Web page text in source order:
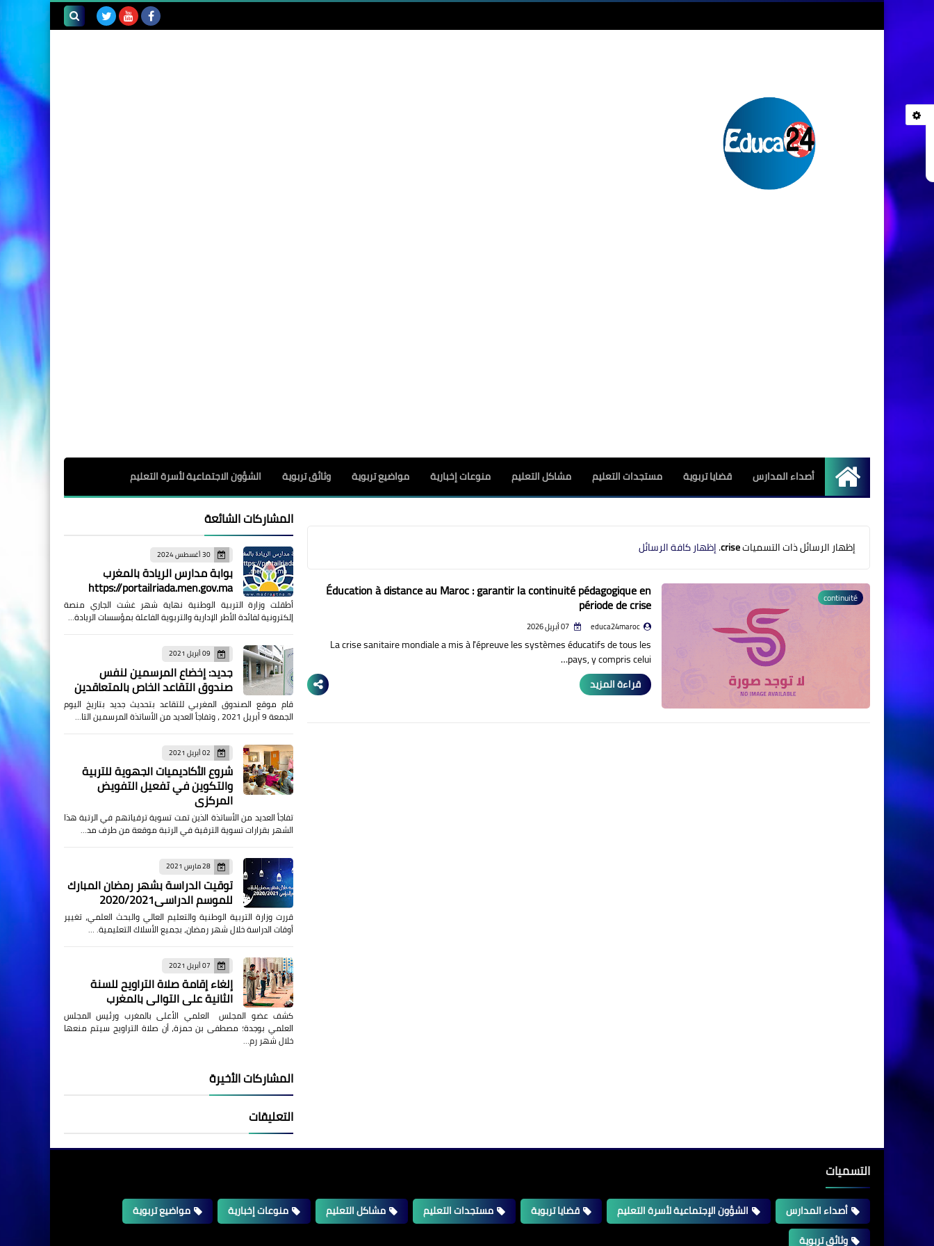
الإلكترونية
الرئيسية
أصداء المدارس قضايا تربوية مستجدات التعليم مشاكل التعليم منوعات إخبارية مواضيع تربوية وثائق تربوية الشؤون الاجتماعية لأسرة التعليم
‏إظهار الرسائل ذات التسمياتcrise
.إظهار كافة الرسائل
continuité
Éducation à distance au Maroc : garantir la continuité pédagogique en
période de crise
educa24maroc
La crise sanitaire mondiale a mis à l'épreuve les systèmes éducatifs de tous les
pays, y compris celui…
قراءة المزيد
المشاركات الشائعة
30 أغسطس 2024
بوابة مدارس الريادة بالمغرب
https://portailriada.men.gov.ma
أطقلت وزارة التربية الوطنية نهاية شهر غشت الجاري منصة
إلكترونية لفائدة الأطر الإدارية والتربوية الفاعلة بمؤسسات الريادة…
09 أبريل 2021
جديد: إخضاع المرسمين لنفس
صندوق التقاعد الخاص بالمتعاقدين
قام موقع الصندوق المغربي للتقاعد بتحديث جديد بتاريخ اليوم
الجمعة 9 أبريل 2021 ، وتفاجأ العديد من الأساتذة المرسمين التا…
02 أبريل 2021
شروع الأكاديميات الجهوية للتربية
والتكوين في تفعيل التفويض
المركزي
تفاجأ العديد من الأساتذة الذين تمت تسوية ترقياتهم في الرتبة هذا
الشهر بقرارات تسوية الترقية في الرتبة موقعة من طرف مد…
28 مارس 2021
توقيت الدراسة بشهر رمضان المبارك
للموسم الدراسي2020/2021
قررت وزارة التربية الوطنية والتعليم العالي والبحث العلمي، تغيير
أوقات الدراسة خلال شهر رمضان، بجميع الأسلاك التعليمية. …
07 أبريل 2021
إلغاء إقامة صلاة التراويح للسنة
الثانية على التوالي بالمغرب
كشف عضو المجلس العلمي الأعلى بالمغرب ورئيس المجلس
العلمي بوجدة؛ مصطفى بن حمزة، أن صلاة التراويح سيتم منعها
خلال شهر رم…
المشاركات الأخيرة
التعليقات
التسميات
أصداء المدارس الشؤون الإجتماعية لأسرة التعليم قضايا تربوية مستجدات التعليم مشاكل التعليم منوعات إخبارية
مواضيع تربوية
وثائق تربوية